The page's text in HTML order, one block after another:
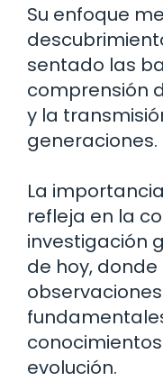
Su enfoque
sentado las
comprensión
y la
generaciones.
La
refleja en la
investigación
de hoy, donde
evolución.